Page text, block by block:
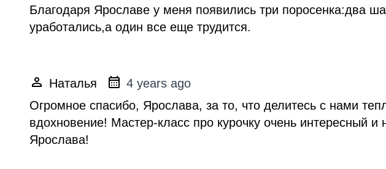
Благодаря Ярославе у меня появились три поросенка:два
уработались,а один все еще трудится.
Наталья
4 years ago
Огромное спасибо, Ярослава, за то, что делитесь с нами
вдохновение! Мастер-класс про курочку очень
Ярослава!